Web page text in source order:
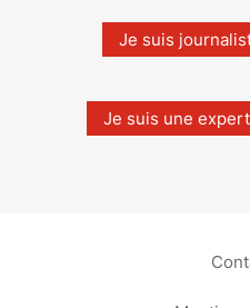
Je suis
Je suis une